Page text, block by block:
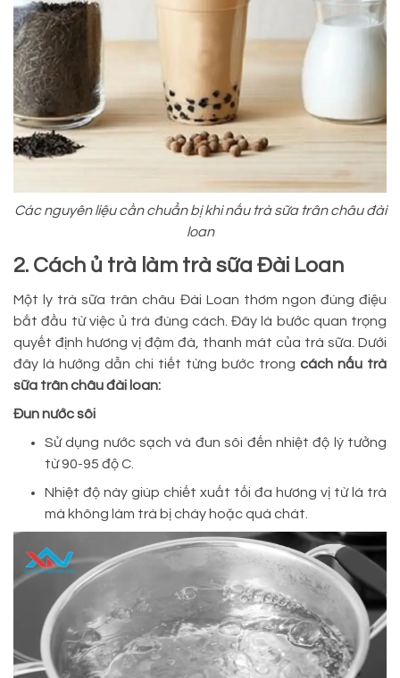
Các nguyên liệu cần chuẩn bị khi nấu trà sữa trân châu đài
loan
2. Cách ủ trà làm trà sữa Đài Loan
Một ly trà sữa trân châu Đài Loan thơm ngon đúng điệu
bắt đầu từ việc ủ trà đúng cách. Đây là bước quan trọng
quyết định hương vị đậm đà, thanh mát của trà sữa. Dưới
đây là hướng dẫn chi tiết từng bước trong cách nấu trà
sữa trân châu đài loan:
Đun nước sôi
Sử dụng nước sạch và đun sôi đến nhiệt độ lý tưởng
từ 90-95 độ C.
Nhiệt độ này giúp chiết xuất tối đa hương vị từ lá trà
mà không làm trà bị cháy hoặc quá chát.